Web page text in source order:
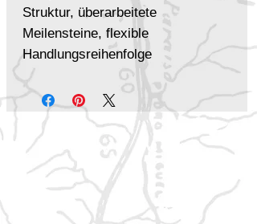
Struktur, überarbeitete
Meilensteine, flexible
Handlungsreihenfolge
✔
Optionale Regeln
Countdowns, Skalierungen,
extreme Konsequenzen und
mächtige Gegner
Offene Lizenz– ideal für
Spielautoren, um eigene Fate-
Projekte zu realisieren